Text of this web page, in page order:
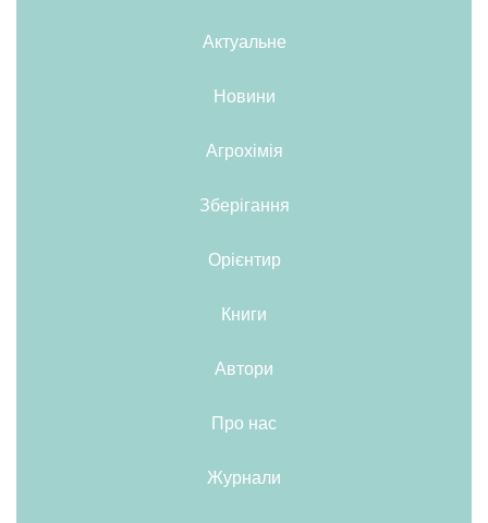
Актуальне
Новини
Агрохімія
Зберігання
Орієнтир
Книги
Автори
Про нас
Журнали